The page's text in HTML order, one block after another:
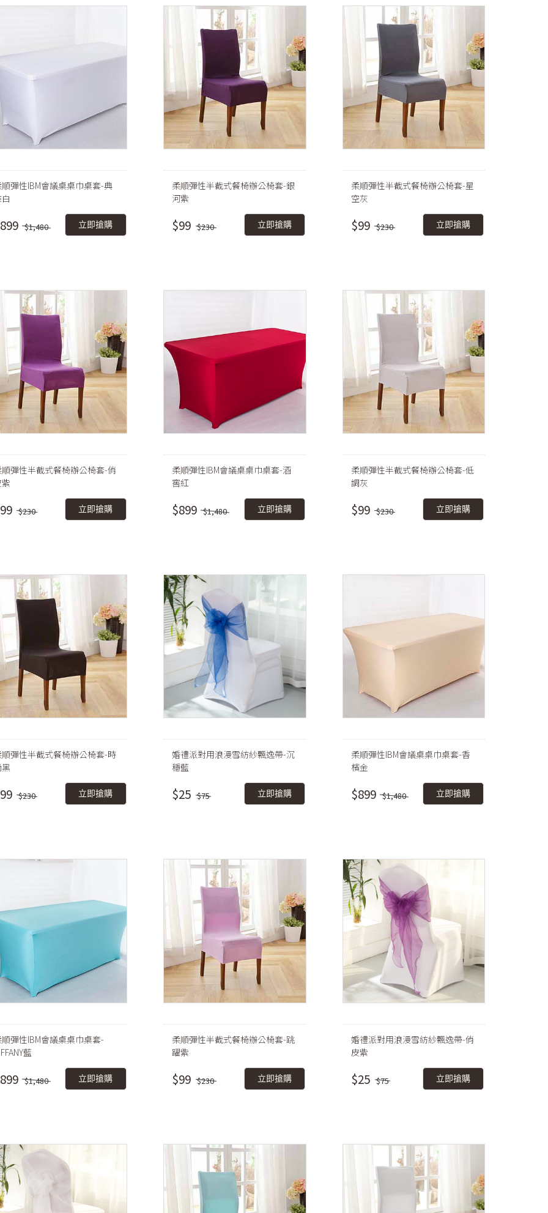
彈性IBM會議桌桌巾桌套-典
$1,480 立即搶購
柔順彈性半截式餐椅辦公椅套-銀
河紫
$99 $230 立即搶購
柔順彈性半截式餐椅辦公椅套-星
空灰
$99 $230 立即搶購
彈性半截式餐椅辦公椅套-俏
$230 立即搶購
柔順彈性IBM會議桌桌巾桌套-酒
窖紅
$899 $1,480 立即搶購
柔順彈性半截式餐椅辦公椅套-低
調灰
$99 $230 立即搶購
彈性半截式餐椅辦公椅套-時
$230 立即搶購
婚禮派對用浪漫雪紡紗飄逸帶-沉
穩藍
$25 $75 立即搶購
柔順彈性IBM會議桌桌巾桌套-香
檳金
$899 $1,480 立即搶購
彈性IBM會議桌桌巾桌套-
藍
$1,480 立即搶購
柔順彈性半截式餐椅辦公椅套-跳
躍紫
$99 $230 立即搶購
婚禮派對用浪漫雪紡紗飄逸帶-俏
皮紫
$25 $75 立即搶購